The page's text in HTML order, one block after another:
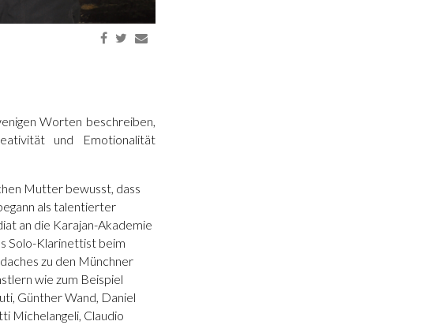
Worten beschreiben,
und Emotionalität
Mutter bewusst, dass
als talentierter
an die Karajan-Akademie
Solo-Klarinettist beim
zu den Münchner
wie zum Beispiel
Günther Wand, Daniel
Michelangeli, Claudio